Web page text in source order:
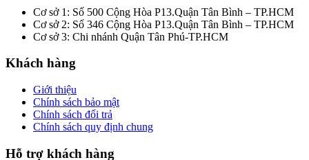
Cơ sở 1: Số 500 Cộng Hòa P13.Quận Tân Bình – TP.HCM
Cơ sở 2: Số 346 Cộng Hòa P13.Quận Tân Bình – TP.HCM
Cơ sở 3: Chi nhánh Quận Tân Phú-TP.HCM
Khách hàng
Giới thiệu
Chính sách bảo mật
Chính sách đổi trả
Chính sách quy định chung
Hỗ trợ khách hàng